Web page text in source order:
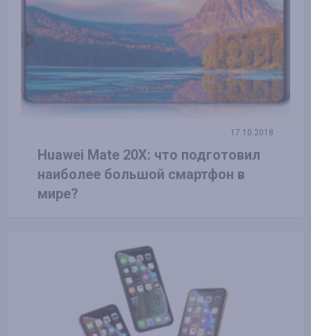
17.10.2018
Huawei Mate 20X: что подготовил
наиболее большой смартфон в
мире?